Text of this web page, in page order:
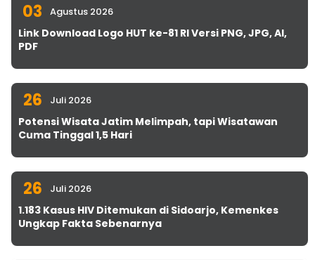
03 Agustus 2026
Link Download Logo HUT ke-81 RI Versi PNG, JPG, AI,
PDF
26 Juli 2026
Potensi Wisata Jatim Melimpah, tapi Wisatawan
Cuma Tinggal 1,5 Hari
26 Juli 2026
1.183 Kasus HIV Ditemukan di Sidoarjo, Kemenkes
Ungkap Fakta Sebenarnya